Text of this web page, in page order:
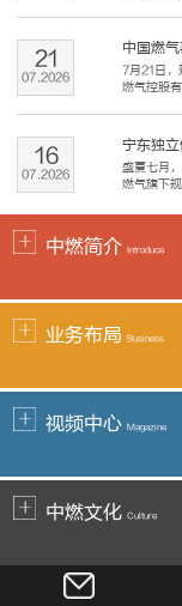
中国燃
7月21日
燃气控股
07.2026
21
宁东独
盛夏七月
燃气旗下
07.2026
16
中燃简介 Introduce
业务布局 Business
视频中心 Magazine
中燃文化 Culture